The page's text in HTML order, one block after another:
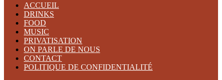
ACCUEIL
DRINKS
FOOD
MUSIC
PRIVATISATION
ON PARLE DE NOUS
CONTACT
POLITIQUE DE CONFIDENTIALITÉ